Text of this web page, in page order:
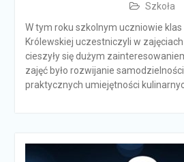
Szkoła
W tym roku szkolnym uczniowie klas
Królewskiej uczestniczyli w
cieszyły się dużym
zajęć było rozwijanie
praktycznych umiejętności